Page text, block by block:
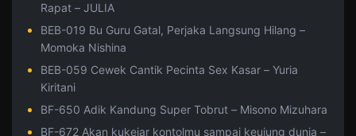
Rapat – JULIA
BEB-019 Bu Guru Gatal, Perjaka Langsung Hilang –
Momoka Nishina
BEB-059 Cewek Cantik Pecinta Sex Kasar – Yuria
Kiritani
BF-650 Adik Kandung Super Tobrut – Misono Mizuhara
BF-672 Akan kukejar kontolmu sampai keujung dunia –